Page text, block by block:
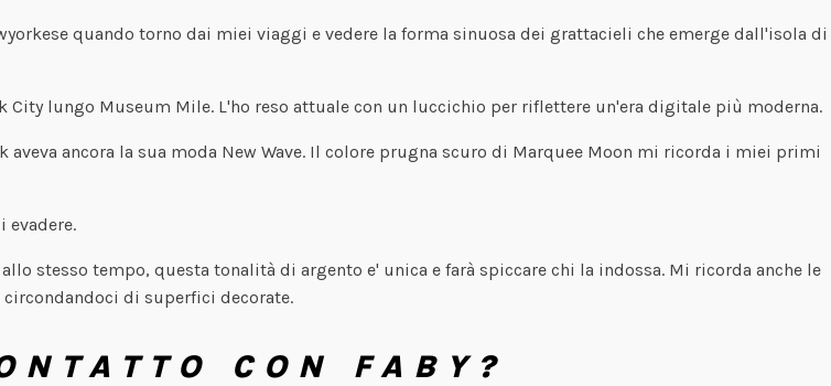
quando torno dai miei viaggi e vedere la forma sinuosa dei grattacieli che emerge dall'isola di
lungo Museum Mile. L'ho reso attuale con un luccichio per riflettere un'era digitale più moderna.
ancora la sua moda New Wave. Il colore prugna scuro di Marquee Moon mi ricorda i miei primi
evadere.
stesso tempo, questa tonalità di argento e' unica e farà spiccare chi la indossa. Mi ricorda anche le
di superfici decorate.
CON FABY?